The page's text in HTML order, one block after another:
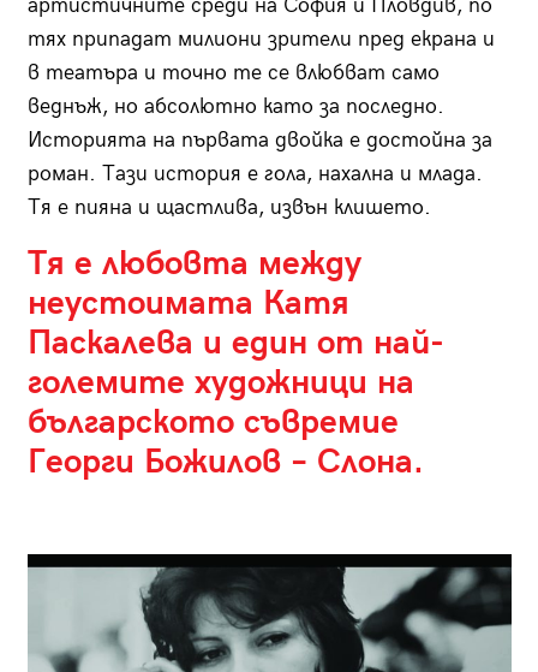
артистичните среди на София и Пловдив, по
тях припадат милиони зрители пред екрана и
в театъра и точно те се влюбват само
веднъж, но абсолютно като за последно.
Историята на първата двойка е достойна за
роман. Тази история е гола, нахална и млада.
Тя е пияна и щастлива, извън клишето.
Тя е любовта между
неустоимата Катя
Паскалева и един от най-
големите художници на
българското съвремие
Георги Божилов – Слона.